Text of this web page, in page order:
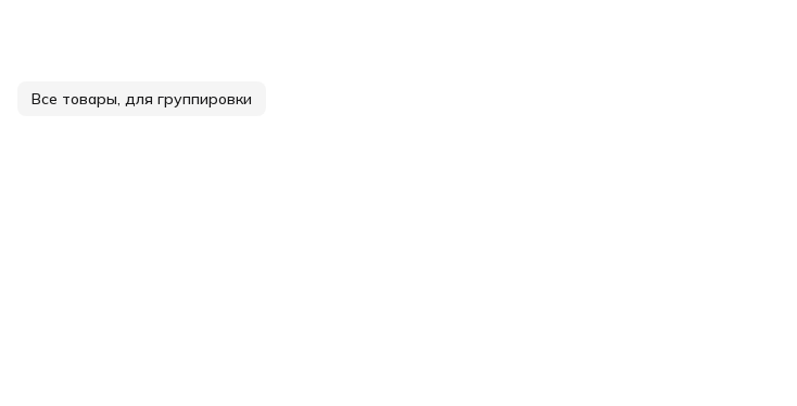
Все товары, для группировки